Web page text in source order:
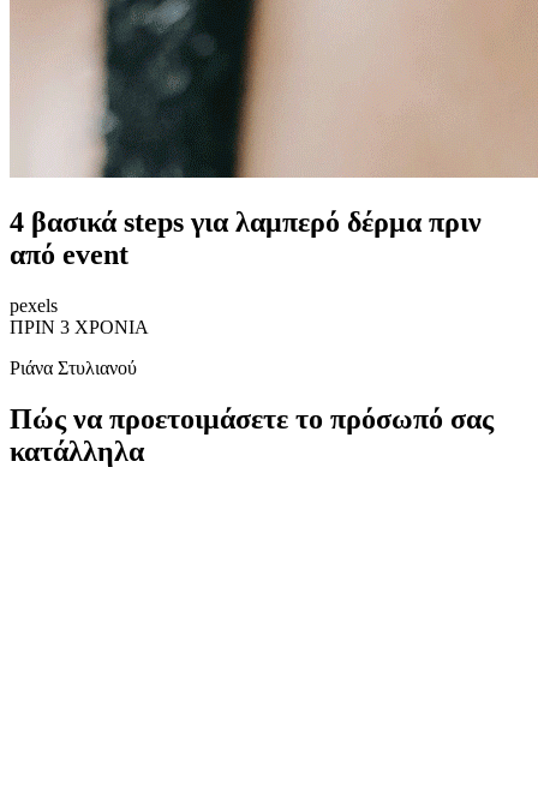
4 βασικά steps για λαμπερό δέρμα πριν
από event
pexels
ΠΡΙΝ 3 ΧΡΟΝΙΑ
Ριάνα Στυλιανού
Πώς να προετοιμάσετε το πρόσωπό σας
κατάλληλα